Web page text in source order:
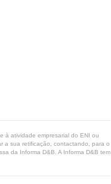
à atividade empresarial do ENI ou
a sua retificação, contactando, para o
da Informa D&B. A Informa D&B tem